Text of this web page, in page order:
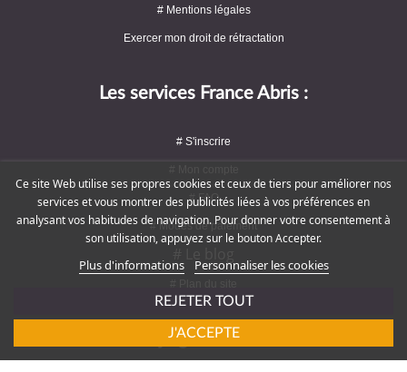
# Mentions légales
Exercer mon droit de rétractation
Les services France Abris :
# S'inscrire
# FAQ
# Modes de paiement
Rejoignez-nous !
Ce site Web utilise ses propres cookies et ceux de tiers pour améliorer nos
services et vous montrer des publicités liées à vos préférences en
analysant vos habitudes de navigation. Pour donner votre consentement à
son utilisation, appuyez sur le bouton Accepter.
Plus d'informations Personnaliser les cookies
REJETER TOUT
J'ACCEPTE